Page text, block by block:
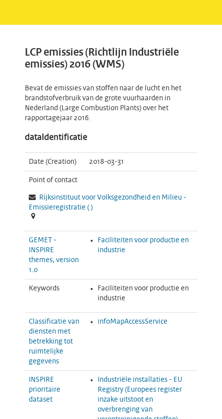
LCP emissies (Richtlijn Industriële
emissies) 2016 (WMS)
Bevat de emissies van stoffen naar de lucht en het
brandstofverbruik van de grote vuurhaarden in
Nederland (Large Combustion Plants) over het
rapportagejaar 2016.
dataIdentificatie
Date (Creation) 2018-03-31
Point of contact
Rijksinstituut voor Volksgezondheid en Milieu -
Emissieregistratie ( )
GEMET -
INSPIRE
themes, version
1.0
Faciliteiten voor productie en
industrie
Keywords
Faciliteiten voor productie en
industrie
Classificatie van
diensten met
betrekking tot
ruimtelijke
gegevens
infoMapAccessService
INSPIRE
prioritaire
dataset
Industriële installaties - EU
Registry (Europees register
inzake uitstoot en
overbrenging van